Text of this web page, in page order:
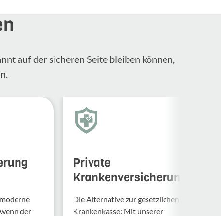
auf der sicheren Seite bleiben können,
der
Private
Krankenversicherung
Die Alternative zur gesetzlichen
Krankenkasse: Mit unserer